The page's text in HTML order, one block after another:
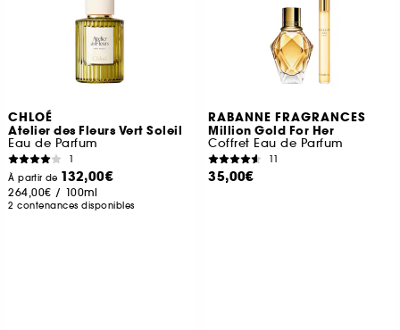
CHLOÉ
Atelier des Fleurs Vert Soleil
Eau de Parfum
1
À partir de 132,00€
264,00€ / 100ml
2 contenances disponibles
RABANNE FRAGRANCES
Million Gold For Her
Coffret Eau de Parfum
11
35,00€